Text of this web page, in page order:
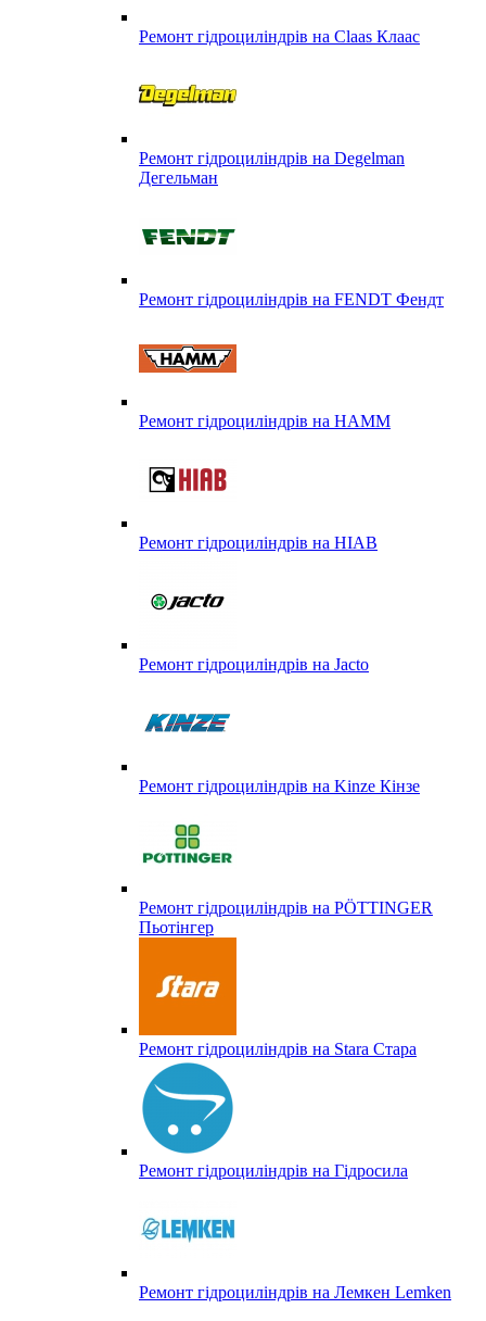
Ремонт гідроциліндрів на Claas Клаас
Ремонт гідроциліндрів на Degelman
Дегельман
Ремонт гідроциліндрів на FENDT Фендт
Ремонт гідроциліндрів на HAMM
Ремонт гідроциліндрів на HIAB
Ремонт гідроциліндрів на Jacto
Ремонт гідроциліндрів на Kinze Кінзе
Ремонт гідроциліндрів на PÖTTINGER
Пьотінгер
Ремонт гідроциліндрів на Stara Стара
Ремонт гідроциліндрів на Гідросила
Ремонт гідроциліндрів на Лемкен Lemken